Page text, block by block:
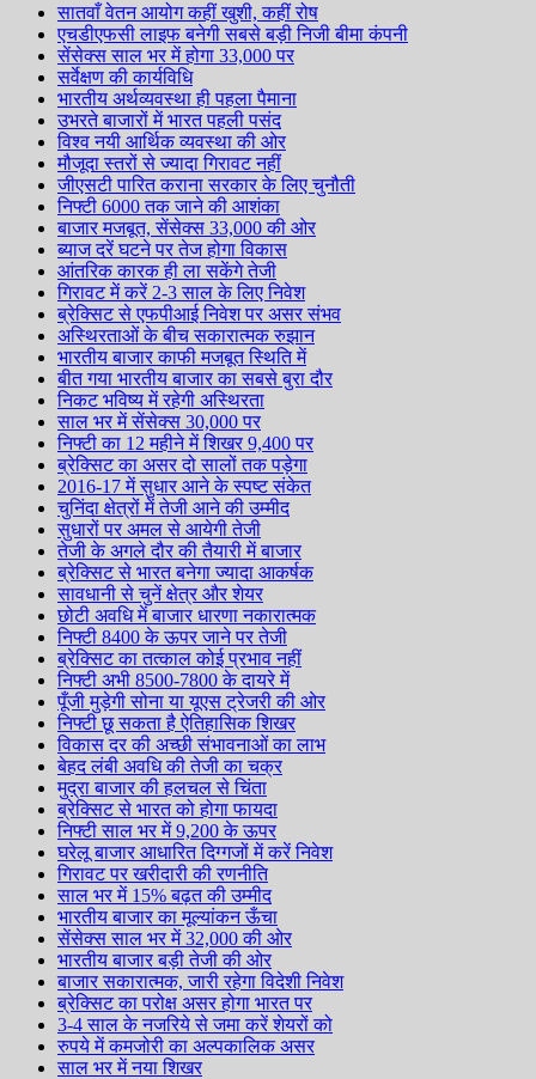
सातवाँ वेतन आयोग कहीं खुशी, कहीं रोष
एचडीएफसी लाइफ बनेगी सबसे बड़ी निजी बीमा कंपनी
सेंसेक्स साल भर में होगा 33,000 पर
सर्वेक्षण की कार्यविधि
भारतीय अर्थव्यवस्था ही पहला पैमाना
उभरते बाजारों में भारत पहली पसंद
विश्व नयी आर्थिक व्यवस्था की ओर
मौजूदा स्तरों से ज्यादा गिरावट नहीं
जीएसटी पारित कराना सरकार के लिए चुनौती
निफ्टी 6000 तक जाने की आशंका
बाजार मजबूत, सेंसेक्स 33,000 की ओर
ब्याज दरें घटने पर तेज होगा विकास
आंतरिक कारक ही ला सकेंगे तेजी
गिरावट में करें 2-3 साल के लिए निवेश
ब्रेक्सिट से एफपीआई निवेश पर असर संभव
अस्थिरताओं के बीच सकारात्मक रुझान
भारतीय बाजार काफी मजबूत स्थिति में
बीत गया भारतीय बाजार का सबसे बुरा दौर
निकट भविष्य में रहेगी अस्थिरता
साल भर में सेंसेक्स 30,000 पर
निफ्टी का 12 महीने में शिखर 9,400 पर
ब्रेक्सिट का असर दो सालों तक पड़ेगा
2016-17 में सुधार आने के स्पष्ट संकेत
चुनिंदा क्षेत्रों में तेजी आने की उम्मीद
सुधारों पर अमल से आयेगी तेजी
तेजी के अगले दौर की तैयारी में बाजार
ब्रेक्सिट से भारत बनेगा ज्यादा आकर्षक
सावधानी से चुनें क्षेत्र और शेयर
छोटी अवधि में बाजार धारणा नकारात्मक
निफ्टी 8400 के ऊपर जाने पर तेजी
ब्रेक्सिट का तत्काल कोई प्रभाव नहीं
निफ्टी अभी 8500-7800 के दायरे में
पूँजी मुड़ेगी सोना या यूएस ट्रेजरी की ओर
निफ्टी छू सकता है ऐतिहासिक शिखर
विकास दर की अच्छी संभावनाओं का लाभ
बेहद लंबी अवधि की तेजी का चक्र
मुद्रा बाजार की हलचल से चिंता
ब्रेक्सिट से भारत को होगा फायदा
निफ्टी साल भर में 9,200 के ऊपर
घरेलू बाजार आधारित दिग्गजों में करें निवेश
गिरावट पर खरीदारी की रणनीति
साल भर में 15% बढ़त की उम्मीद
भारतीय बाजार का मूल्यांकन ऊँचा
सेंसेक्स साल भर में 32,000 की ओर
भारतीय बाजार बड़ी तेजी की ओर
बाजार सकारात्मक, जारी रहेगा विदेशी निवेश
ब्रेक्सिट का परोक्ष असर होगा भारत पर
3-4 साल के नजरिये से जमा करें शेयरों को
रुपये में कमजोरी का अल्पकालिक असर
साल भर में नया शिखर